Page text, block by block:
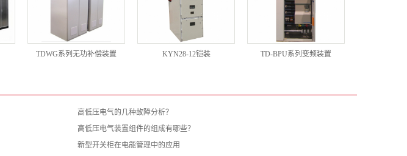
TDWG系列无功补偿装置 KYN28-12铠装 TD-BPU系列变频装置
高低压电气的几种故障分析？
高低压电气装置组件的组成有哪些？
新型开关柜在电能管理中的应用